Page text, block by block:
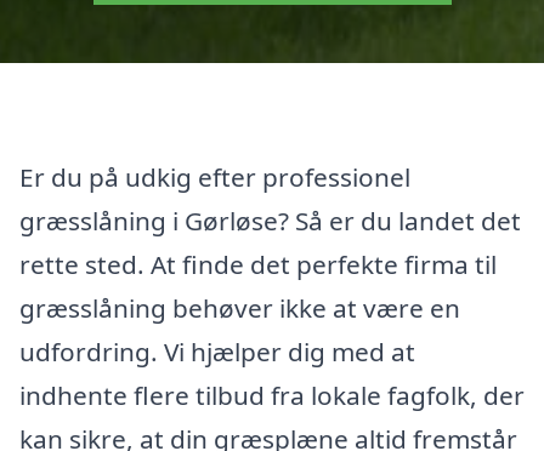
Er du på udkig efter professionel
græsslåning i Gørløse? Så er du landet det
rette sted. At finde det perfekte firma til
græsslåning behøver ikke at være en
udfordring. Vi hjælper dig med at
indhente flere tilbud fra lokale fagfolk, der
kan sikre, at din græsplæne altid fremstår